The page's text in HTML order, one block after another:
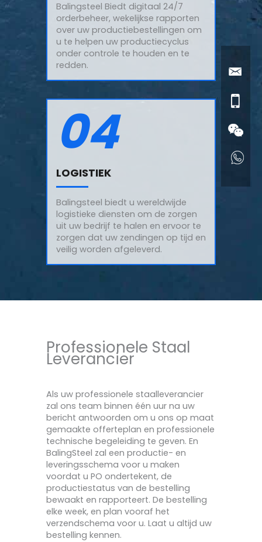
Balingsteel Biedt digitaal 24/7
orderbeheer, wekelijkse rapporten
over uw productiebestellingen om
u te helpen uw productiecyclus
onder controle te houden en te
redden.
04
LOGISTIEK
Balingsteel biedt u wereldwijde
logistieke diensten om de zorgen
uit uw bedrijf te halen en ervoor te
zorgen dat uw zendingen op tijd en
veilig worden afgeleverd.
Professionele Staal
Leverancier
Als uw professionele staalleverancier
zal ons team binnen één uur na uw
bericht antwoorden om u ons op maat
gemaakte offerteplan en professionele
technische begeleiding te geven. En
BalingSteel zal een productie- en
leveringsschema voor u maken
voordat u PO ondertekent, de
productiestatus van de bestelling
bewaakt en rapporteert. De bestelling
elke week, en plan vooraf het
verzendschema voor u. Laat u altijd uw
bestelling kennen.